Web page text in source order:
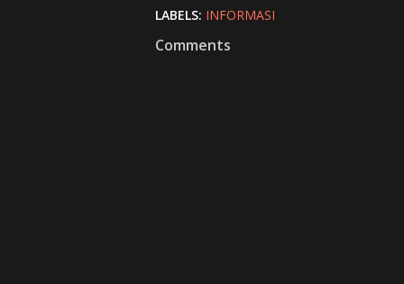
LABELS: INFORMASI
Comments